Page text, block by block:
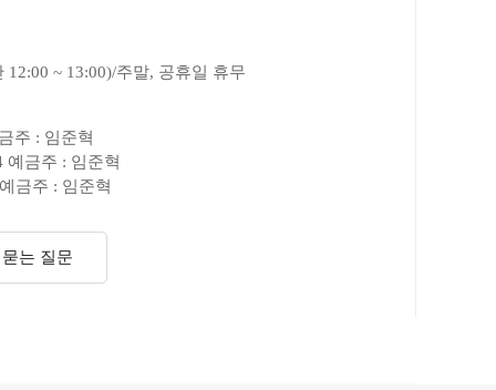
12:00 ~ 13:00)/주말, 공휴일 휴무
주 : 임준혁
예금주 : 임준혁
금주 : 임준혁
는 질문